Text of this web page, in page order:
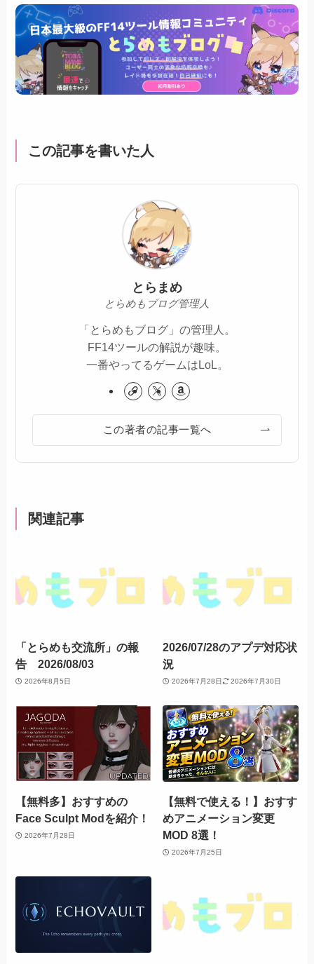
この記事を書いた人
とらまめ
とらめもブログ管理人
「とらめもブログ」の管理人。
FF14ツールの解説が趣味。
一番やってるゲームはLoL。
この著者の記事一覧へ
関連記事
「とらめも交流所」の報
告 2026/08/03
2026年8月5日
2026/07/28のアプデ対応状
況
2026年7月28日 2026年7月30日
【無料多】おすすめの
Face Sculpt Modを紹介！
2026年7月28日
【無料で使える！】おすす
めアニメーション変更
MOD 8選！
2026年7月25日